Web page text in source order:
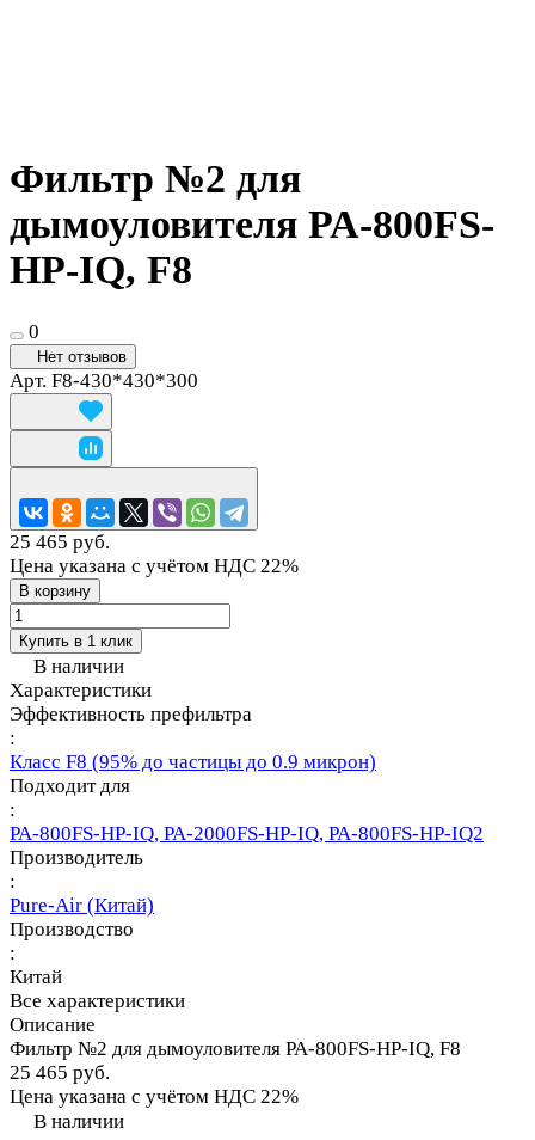
Фильтр №2 для
дымоуловителя PA-800FS-
HP-IQ, F8
0
Нет отзывов
Арт. F8-430*430*300
25 465 руб.
Цена указана с учётом НДС 22%
В корзину
Купить в 1 клик
В наличии
Характеристики
Эффективность префильтра
:
Класс F8 (95% до частицы до 0.9 микрон)
Подходит для
:
PA-800FS-HP-IQ, PA-2000FS-HP-IQ, PA-800FS-HP-IQ2
Производитель
:
Pure-Air (Китай)
Производство
:
Китай
Все характеристики
Описание
Фильтр №2 для дымоуловителя PA-800FS-HP-IQ, F8
25 465 руб.
Цена указана с учётом НДС 22%
В наличии